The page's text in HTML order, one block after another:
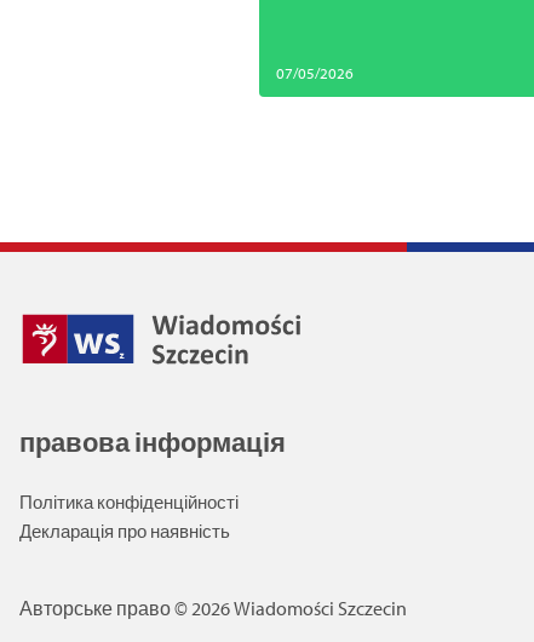
07/05/2026
правова інформація
Політика конфіденційності
Декларація про наявність
Авторське право © 2026 Wiadomości Szczecin